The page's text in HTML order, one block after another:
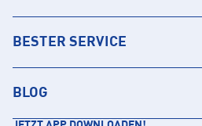
BESTER SERVICE
BLOG